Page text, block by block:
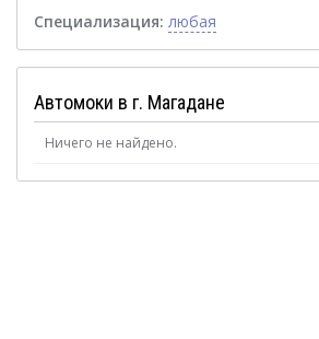
Специализация: любая
Автомоки в г. Магадане
Ничего не найдено.